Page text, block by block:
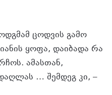
ცოდვის გამო
ყოფა, დაიბადა რა
ამასთან,
… შემდეგ კი, –